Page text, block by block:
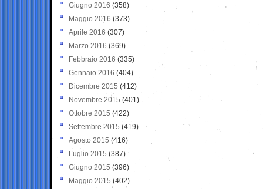
Giugno 2016 (358)
Maggio 2016 (373)
Aprile 2016 (307)
Marzo 2016 (369)
Febbraio 2016 (335)
Gennaio 2016 (404)
Dicembre 2015 (412)
Novembre 2015 (401)
Ottobre 2015 (422)
Settembre 2015 (419)
Agosto 2015 (416)
Luglio 2015 (387)
Giugno 2015 (396)
Maggio 2015 (402)